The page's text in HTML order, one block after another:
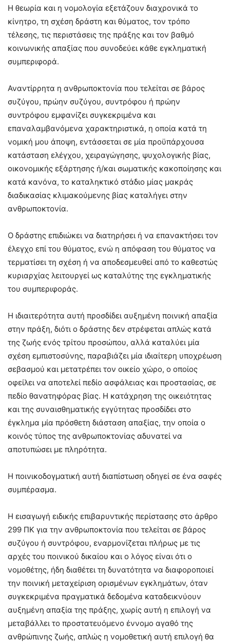
Η θεωρία και η νομολογία εξετάζουν διαχρονικά το
κίνητρο, τη σχέση δράστη και θύματος, τον τρόπο
τέλεσης, τις περιστάσεις της πράξης και τον βαθμό
κοινωνικής απαξίας που συνοδεύει κάθε εγκληματική
συμπεριφορά.
Αναντίρρητα η ανθρωποκτονία που τελείται σε βάρος
συζύγου, πρώην συζύγου, συντρόφου ή πρώην
συντρόφου εμφανίζει συγκεκριμένα και
επαναλαμβανόμενα χαρακτηριστικά, η οποία κατά τη
νομική μου άποψη, εντάσσεται σε μία προϋπάρχουσα
κατάσταση ελέγχου, χειραγώγησης, ψυχολογικής βίας,
οικονομικής εξάρτησης ή/και σωματικής κακοποίησης και
κατά κανόνα, το καταληκτικό στάδιο μίας μακράς
διαδικασίας κλιμακούμενης βίας καταλήγει στην
ανθρωποκτονία.
Ο δράστης επιδιώκει να διατηρήσει ή να επανακτήσει τον
έλεγχο επί του θύματος, ενώ η απόφαση του θύματος να
τερματίσει τη σχέση ή να αποδεσμευθεί από το καθεστώς
κυριαρχίας λειτουργεί ως καταλύτης της εγκληματικής
του συμπεριφοράς.
Η ιδιαιτερότητα αυτή προσδίδει αυξημένη ποινική απαξία
στην πράξη, διότι ο δράστης δεν στρέφεται απλώς κατά
της ζωής ενός τρίτου προσώπου, αλλά καταλύει μία
σχέση εμπιστοσύνης, παραβιάζει μία ιδιαίτερη υποχρέωση
σεβασμού και μετατρέπει τον οικείο χώρο, ο οποίος
οφείλει να αποτελεί πεδίο ασφάλειας και προστασίας, σε
πεδίο θανατηφόρας βίας. Η κατάχρηση της οικειότητας
και της συναισθηματικής εγγύτητας προσδίδει στο
έγκλημα μία πρόσθετη διάσταση απαξίας, την οποία ο
κοινός τύπος της ανθρωποκτονίας αδυνατεί να
αποτυπώσει με πληρότητα.
Η ποινικοδογματική αυτή διαπίστωση οδηγεί σε ένα σαφές
συμπέρασμα.
Η εισαγωγή ειδικής επιβαρυντικής περίστασης στο άρθρο
299 ΠΚ για την ανθρωποκτονία που τελείται σε βάρος
συζύγου ή συντρόφου, εναρμονίζεται πλήρως με τις
αρχές του ποινικού δικαίου και ο λόγος είναι ότι ο
νομοθέτης, ήδη διαθέτει τη δυνατότητα να διαφοροποιεί
την ποινική μεταχείριση ορισμένων εγκλημάτων, όταν
συγκεκριμένα πραγματικά δεδομένα καταδεικνύουν
αυξημένη απαξία της πράξης, χωρίς αυτή η επιλογή να
μεταβάλλει το προστατευόμενο έννομο αγαθό της
ανθρώπινης ζωής, απλώς η νομοθετική αυτή επιλογή θα